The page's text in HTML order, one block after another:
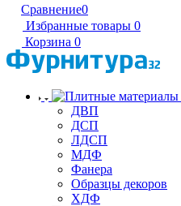
Сравнение0
Избранные товары 0
Корзина 0
ДВП
ДСП
ЛДСП
МДФ
Фанера
Образцы декоров
ХДФ